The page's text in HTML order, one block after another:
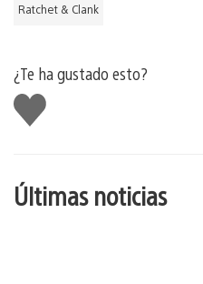
Ratchet & Clank
¿Te ha gustado esto?
Me
gusta
Últimas noticias